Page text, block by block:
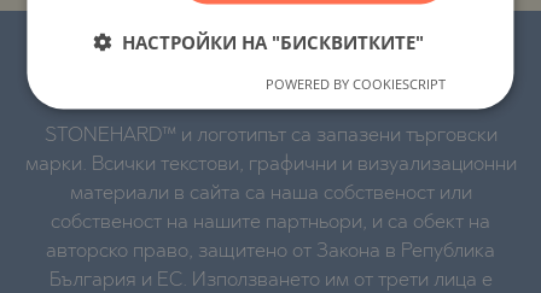
© 2016-2026 “Стоунхард Маркетинг” ЕООД.
Всички права запазени.
STONEHARD™ и логотипът са запазени търговски
марки. Всички текстови, графични и визуализационни
материали в сайта са наша собственост или
собственост на нашите партньори, и са обект на
авторско право, защитено от Закона в Република
България и ЕС. Използването им от трети лица е
НАСТРОЙКИ НА "БИСКВИТКИТЕ"
POWERED BY COOKIESCRIPT